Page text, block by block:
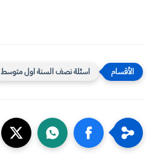
اسئلة نصف السنة اول متوسط